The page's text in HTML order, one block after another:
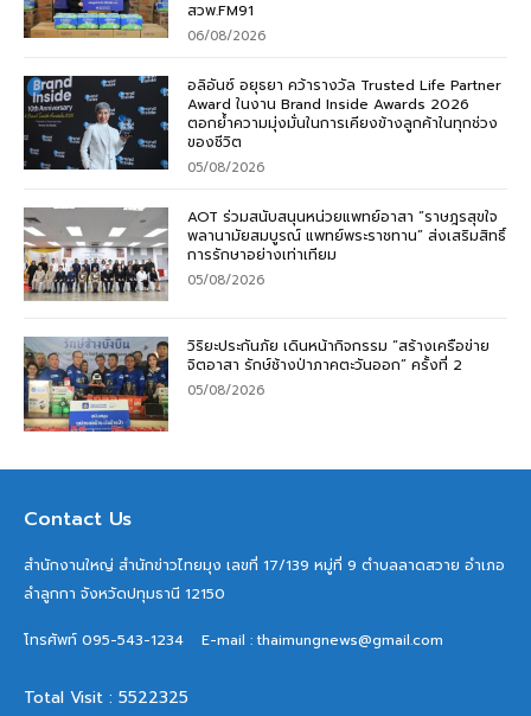
สวพ.FM91
06/08/2026
อลิอันซ์ อยุธยา คว้ารางวัล Trusted Life Partner
Award ในงาน Brand Inside Awards 2026
ตอกย้ำความมุ่งมั่นในการเคียงข้างลูกค้าในทุกช่วง
ของชีวิต
05/08/2026
AOT ร่วมสนับสนุนหน่วยแพทย์อาสา “ราษฎรสุขใจ
พลานามัยสมบูรณ์ แพทย์พระราชทาน” ส่งเสริมสิทธิ์
การรักษาอย่างเท่าเทียม
05/08/2026
วิริยะประกันภัย เดินหน้ากิจกรรม “สร้างเครือข่าย
จิตอาสา รักษ์ช้างป่าภาคตะวันออก” ครั้งที่ 2
05/08/2026
Contact Us
สำนักงานใหญ่ สำนักข่าวไทยมุง เลขที่ 17/139 หมู่ที่ 9 ตำบลลาดสวาย อำเภอ
ลำลูกกา จังหวัดปทุมธานี 12150
โทรศัพท์ 095-543-1234 E-mail : thaimungnews@gmail.com
Total Visit : 5522325